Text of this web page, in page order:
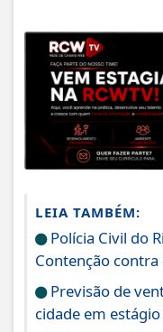
LEIA TAMBÉM:
Polícia Civil do
Contenção contra
Previsão de
cidade em